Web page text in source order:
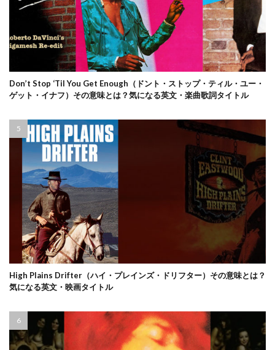
Don’t Stop ‘Til You Get Enough（ドント・ストップ・ティル・ユー・
ゲット・イナフ）その意味とは？気になる英文・楽曲歌詞タイトル
High Plains Drifter（ハイ・プレインズ・ドリフター）その意味とは？
気になる英文・映画タイトル